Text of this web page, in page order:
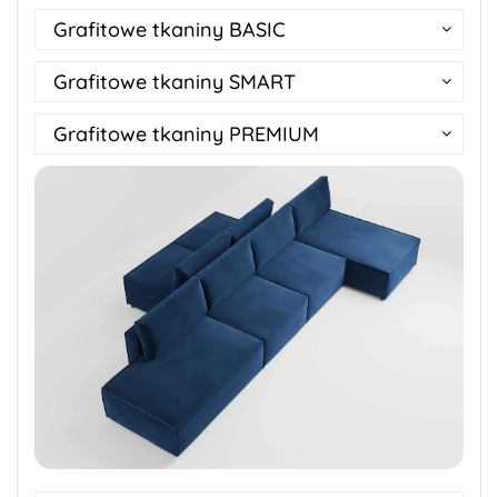
Grafitowe tkaniny BASIC
Grafitowe tkaniny SMART
Grafitowe tkaniny PREMIUM